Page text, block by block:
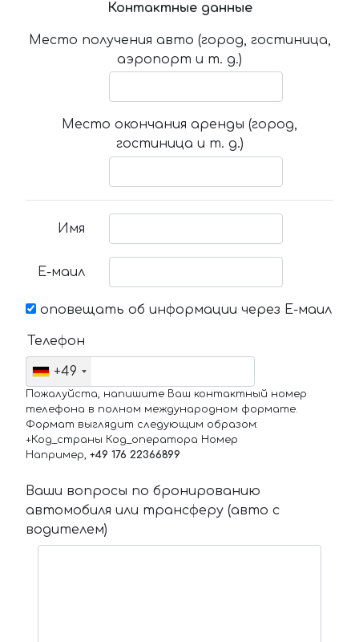
Контактные данные
Место получения авто (город, гостиница,
аэропорт и т. д.)
Место окончания аренды (город,
гостиница и т. д.)
Имя
Е-маил
оповещать об информации через Е-маил
Телефон
+49
Пожалуйста, напишите Ваш контактный номер
телефона в полном международном формате.
Формат выглядит следующим образом:
+Код_страны Код_оператора Номер
Например, +49 176 22366899
Ваши вопросы по бронированию
автомобиля или трансферу (авто с
водителем)